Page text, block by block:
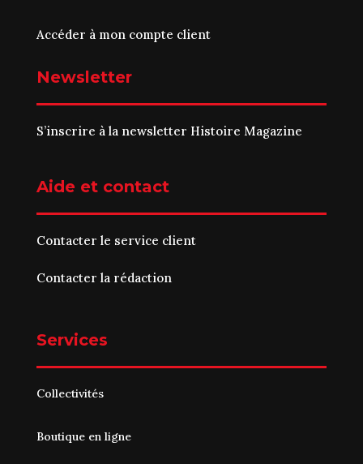
Accéder à mon compte client
Newsletter
S’inscrire à la newsletter Histoire Magazine
Aide et contact
Contacter le service client
Contacter la rédaction
Services
Collectivités
Boutique en ligne